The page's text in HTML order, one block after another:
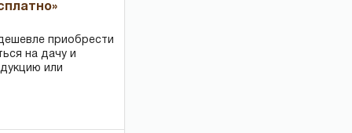
приобрести
на дачу и
или